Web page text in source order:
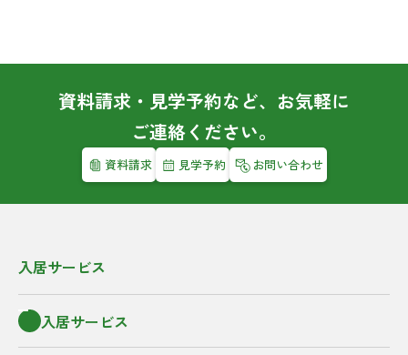
資料請求・見学予約など、お気軽に
ご連絡ください。
資料請求 見学予約 お問い合わせ
入居サービス
入居サービス